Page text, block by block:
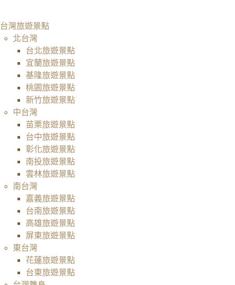
台灣旅遊景點
北台灣
台北旅遊景點
宜蘭旅遊景點
基隆旅遊景點
桃園旅遊景點
新竹旅遊景點
中台灣
苗栗旅遊景點
台中旅遊景點
彰化旅遊景點
南投旅遊景點
雲林旅遊景點
南台灣
嘉義旅遊景點
台南旅遊景點
高雄旅遊景點
屏東旅遊景點
東台灣
花蓮旅遊景點
台東旅遊景點